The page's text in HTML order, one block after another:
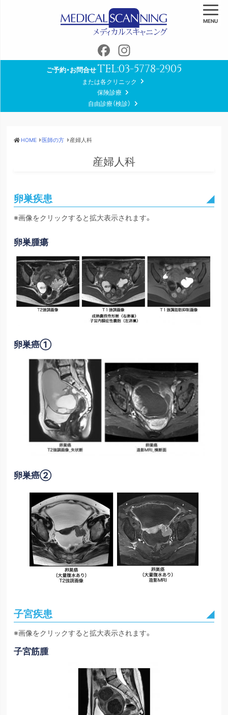
Facebook
ご予約・お問合せTEL:03-5778-2905
または各クリニック
保険診療
自由診療（検診）
MENU
HOME 医師の方 産婦人科
産婦人科
卵巣疾患
※画像をクリックすると拡大表示されます。
卵巣腫瘍
卵巣癌①
卵巣癌②
子宮疾患
※画像をクリックすると拡大表示されます。
子宮筋腫